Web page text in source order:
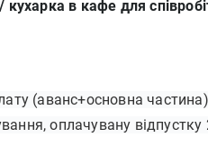
кухарка в кафе для
(аванс+основна
оплачувану відпустку